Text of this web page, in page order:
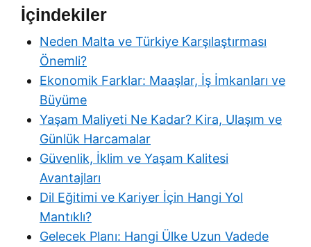
İçindekiler
Neden Malta ve Türkiye Karşılaştırması
Önemli?
Ekonomik Farklar: Maaşlar, İş İmkanları ve
Büyüme
Yaşam Maliyeti Ne Kadar? Kira, Ulaşım ve
Günlük Harcamalar
Güvenlik, İklim ve Yaşam Kalitesi
Avantajları
Dil Eğitimi ve Kariyer İçin Hangi Yol
Mantıklı?
Gelecek Planı: Hangi Ülke Uzun Vadede